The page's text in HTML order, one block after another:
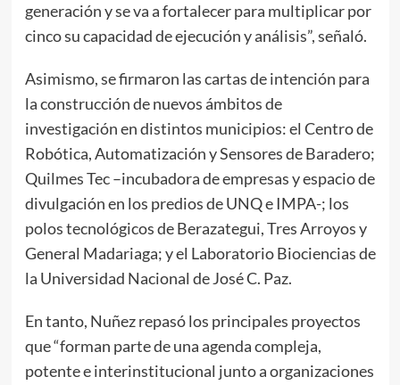
generación y se va a fortalecer para multiplicar por
cinco su capacidad de ejecución y análisis”, señaló.
Asimismo, se firmaron las cartas de intención para
la construcción de nuevos ámbitos de
investigación en distintos municipios: el Centro de
Robótica, Automatización y Sensores de Baradero;
Quilmes Tec –incubadora de empresas y espacio de
divulgación en los predios de UNQ e IMPA-; los
polos tecnológicos de Berazategui, Tres Arroyos y
General Madariaga; y el Laboratorio Biociencias de
la Universidad Nacional de José C. Paz.
En tanto, Nuñez repasó los principales proyectos
que “forman parte de una agenda compleja,
potente e interinstitucional junto a organizaciones